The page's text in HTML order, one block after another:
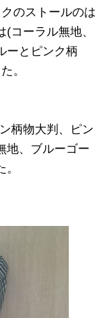
のストールのは
コーラル無地、
ーとピンク柄
。
柄物大判、ピン
地、ブルーゴー